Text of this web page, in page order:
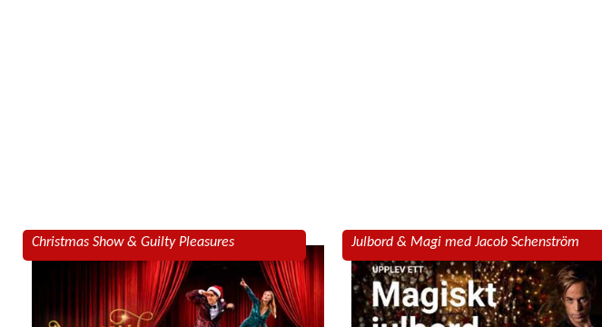
Christmas Show & Guilty Pleasures Julbord & Magi med Jacob Schenström